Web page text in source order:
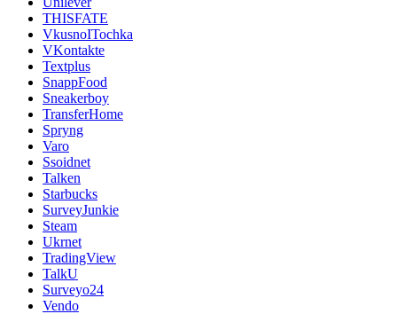
THISFATE
VkusnoITochka
VKontakte
Textplus
SnappFood
Sneakerboy
TransferHome
Spryng
Varo
Ssoidnet
Talken
Starbucks
SurveyJunkie
Steam
Ukrnet
TradingView
TalkU
Surveyo24
Vendo